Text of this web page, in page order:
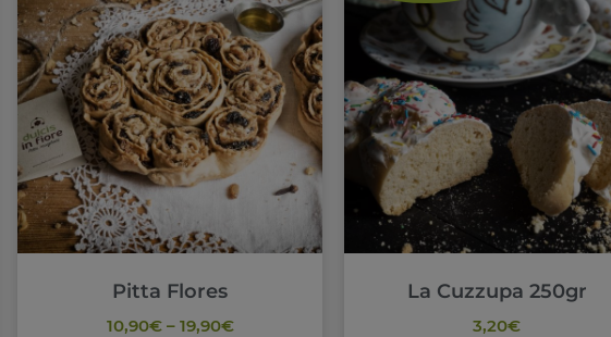
Pitta Flores
10,90€ – 19,90€
La Cuzzupa 250gr
3,20€